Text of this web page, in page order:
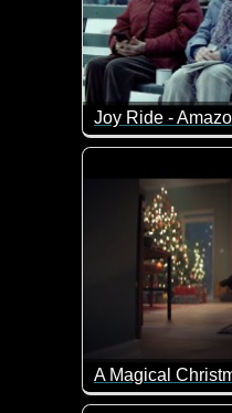
Joy Ride -
Dieses Video ist
A Magical
Es geht einem